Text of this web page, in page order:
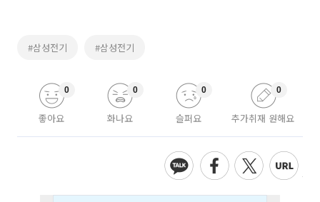
#삼성전기 #삼성전기
좋아요
0
화나요
0
슬퍼요
0
추가취재 원해요
0